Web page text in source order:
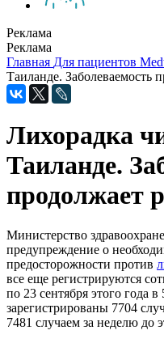
Реклама
Реклама
Главная Для пациентов
Таиланде. Заболеваемость
Лихорадка
Таиланде.
продолжает
Министерство
предупреждение о
предосторожности против
все еще регистрируются
по 23 сентября этого года
зарегистрированы 7704
7481 случаем за неделю до